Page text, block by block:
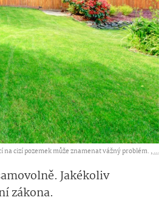
na cizí pozemek může znamenat vážný problém. ,...
Jakékoliv
zákona.